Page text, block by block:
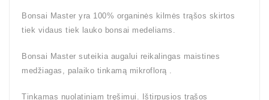
Bonsai Master yra 100% organinės kilmės trąšos skirtos
tiek vidaus tiek lauko bonsai medeliams.
Bonsai Master suteikia augalui reikalingas maistines
medžiagas, palaiko tinkamą mikroflorą .
Tinkamas nuolatiniam tręšimui. Ištirpusios trąšos